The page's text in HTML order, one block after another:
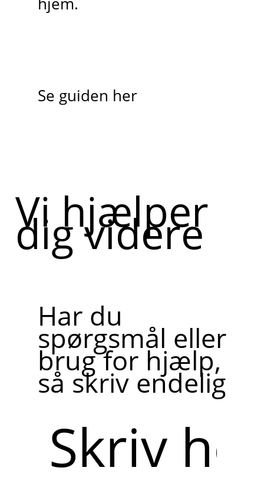
Se guiden her
Vi hjælper
dig videre
Har du
spørgsmål eller
brug for hjælp,
så skriv endelig
her